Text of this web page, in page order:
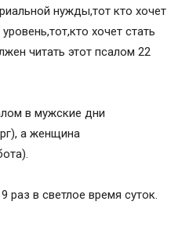
нужды,тот кто хочет
хочет стать
читать этот псалом 22
в мужские дни
а женщина
раз в светлое время суток.